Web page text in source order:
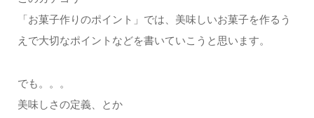
「お菓子作りのポイント」では、美味しいお菓子を作るう
えで大切なポイントなどを書いていこうと思います。
でも。。。
美味しさの定義、とか